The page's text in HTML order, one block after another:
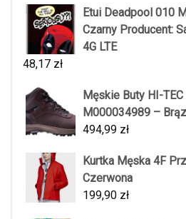
Etui Deadpool 010
Czarny Producent:
4G LTE
48,17 zł
Męskie Buty HI-
M000034989 –
494,99 zł
Kurtka Męska 4F
Czerwona
199,90 zł